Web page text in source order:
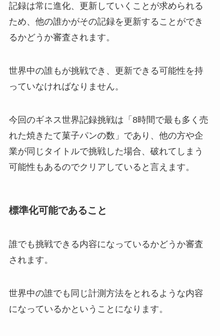
記録は常に進化、更新していくことが求められる
ため、他の誰かがその記録を更新することができ
るかどうか審査されます。
世界中の誰もが挑戦でき、更新できる可能性を持
っていなければなりません。
今回のギネス世界記録挑戦は「8時間で最も多く売
れた焼きたて菓子パンの数」であり、他の方や企
業が同じタイトルで挑戦した場合、破れてしまう
可能性もあるのでクリアしていると言えます。
標準化可能であること
誰でも挑戦できる内容になっているかどうか審査
されます。
世界中の誰でも同じ計測方法をとれるような内容
になっているかということになります。